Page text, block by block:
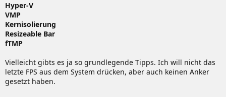
Hyper-V
VMP
Kernisolierung
Resizeable Bar
fTMP
Vielleicht gibts es ja so grundlegende Tipps. Ich will nicht das
letzte FPS aus dem System drücken, aber auch keinen Anker
gesetzt haben.